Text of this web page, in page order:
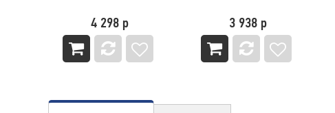
3 938 р 3 938 р